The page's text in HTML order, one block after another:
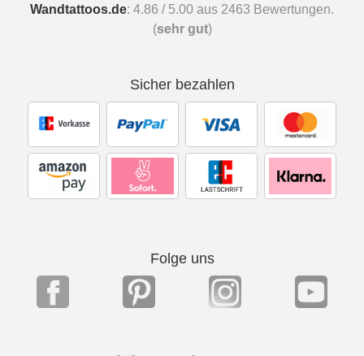
Wandtattoos.de: 4.86 / 5.00 aus 2463 Bewertungen.
(sehr gut)
Sicher bezahlen
Folge uns